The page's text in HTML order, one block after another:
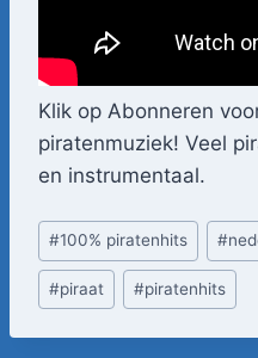
Klik op Abonneren
piratenmuziek! Veel
en instrumentaal.
Bericht
tags:
#100% piratenhits #
#piraat #piratenhits